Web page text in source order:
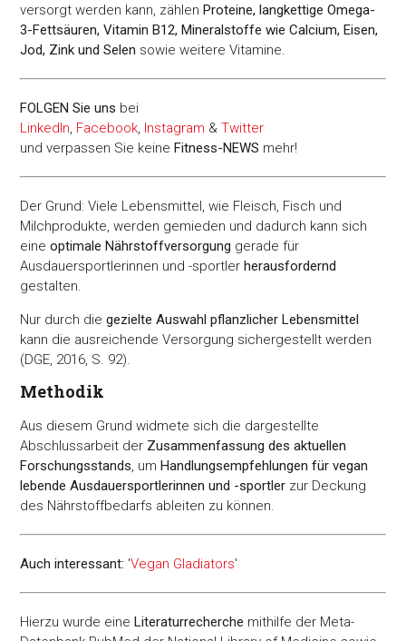
versorgt werden kann, zählen Proteine, langkettige Omega-
3-Fettsäuren, Vitamin B12, Mineralstoffe wie Calcium, Eisen,
Jod, Zink und Selen sowie weitere Vitamine.
FOLGEN Sie uns bei
LinkedIn, Facebook, Instagram &Twitter
und verpassen Sie keine Fitness-NEWS mehr!
Der Grund: Viele Lebensmittel, wie Fleisch, Fisch und
Milchprodukte, werden gemieden und dadurch kann sich
eineoptimale Nährstoffversorgung gerade für
Ausdauersportlerinnen und -sportler herausfordernd
gestalten.
Nur durch diegezielte Auswahl pflanzlicher Lebensmittel
kann die ausreichende Versorgung sichergestellt werden
(DGE, 2016, S. 92).
Methodik
Aus diesem Grund widmete sich die dargestellte
Abschlussarbeit der Zusammenfassung des aktuellen
Forschungsstands, umHandlungsempfehlungen für vegan
lebende Ausdauersportlerinnen und -sportler zur Deckung
des Nährstoffbedarfs ableiten zu können.
Auch interessant: 'Vegan Gladiators'
Hierzu wurde eineLiteraturrecherche mithilfe der Meta-